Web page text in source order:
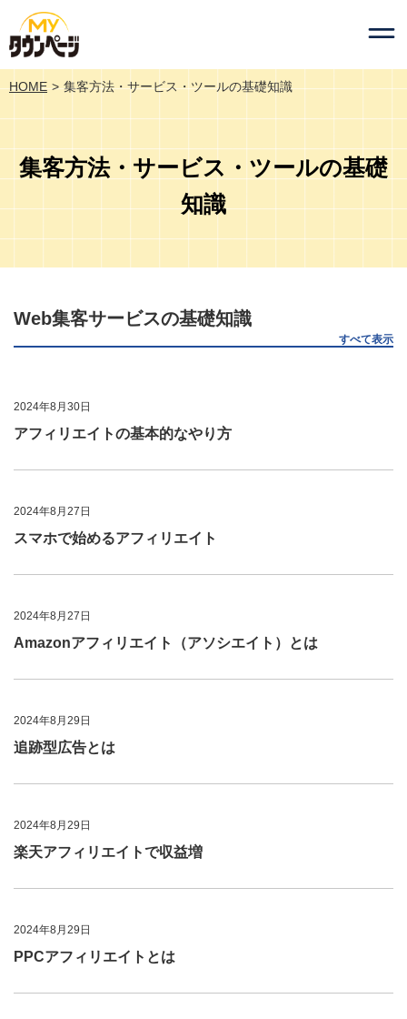
HOME 集客方法・サービス・ツールの基礎知識
集客方法・サービス・ツールの基礎
知識
Web集客サービスの基礎知識
すべて表示
2024年8月30日
アフィリエイトの基本的なやり方
2024年8月27日
スマホで始めるアフィリエイト
2024年8月27日
Amazonアフィリエイト（アソシエイト）とは
2024年8月29日
追跡型広告とは
2024年8月29日
楽天アフィリエイトで収益増
2024年8月29日
PPCアフィリエイトとは